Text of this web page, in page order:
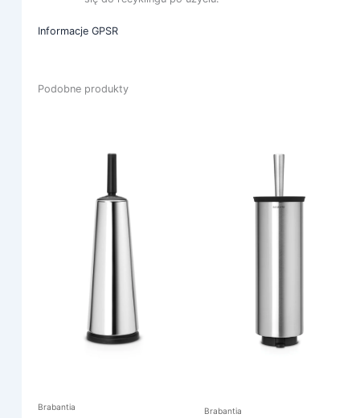
Informacje GPSR
Podobne produkty
Brabantia Brabantia